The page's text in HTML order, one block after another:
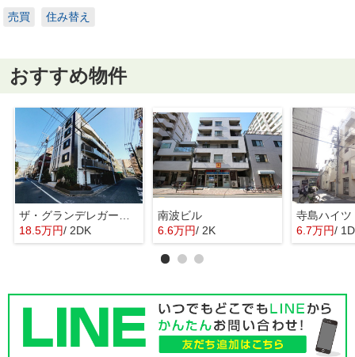
売買
住み替え
おすすめ物件
18.5万円/ 2DK
南波ビル
6.6万円/ 2K
寺島ハイツ
6.7万円/